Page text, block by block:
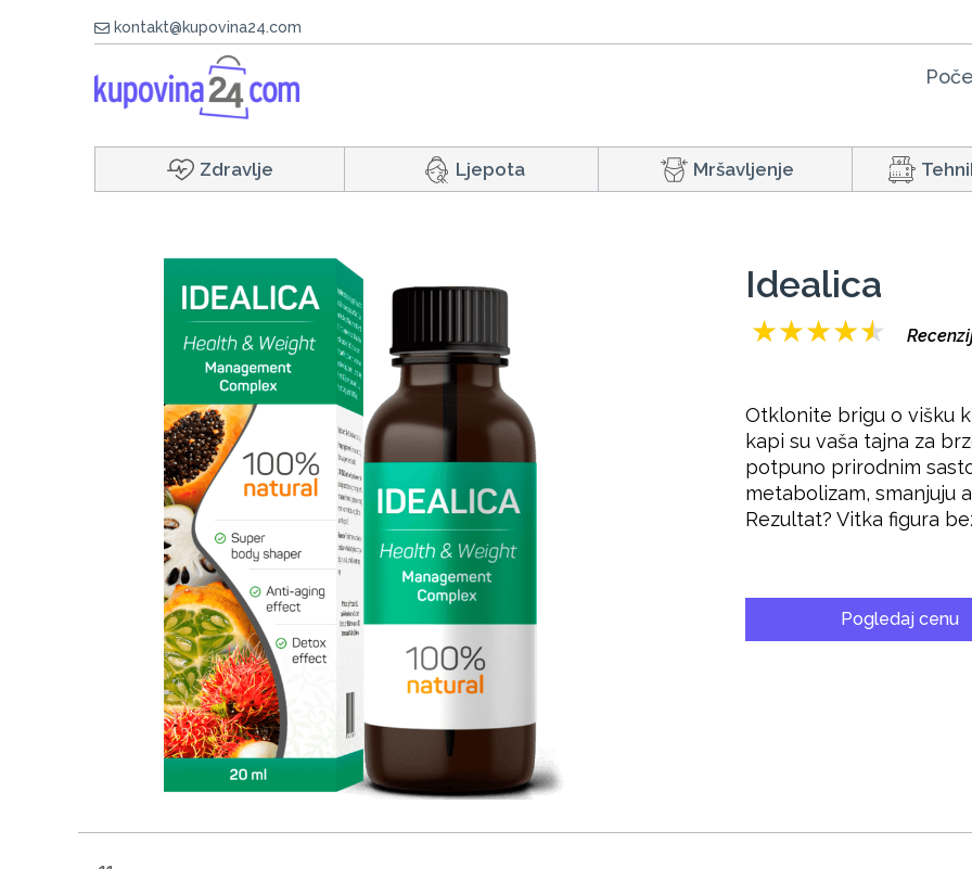
kontakt@kupovina24.com
Zdravlje Ljepota Mršavljenje
Idealica
★★★★★
Otklonite brigu o višku
kapi su vaša tajna za
potpuno prirodnim
metabolizam, smanjuju
Rezultat? Vitka figura
Pogledaj cenu